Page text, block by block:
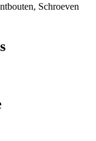
, Schroeven